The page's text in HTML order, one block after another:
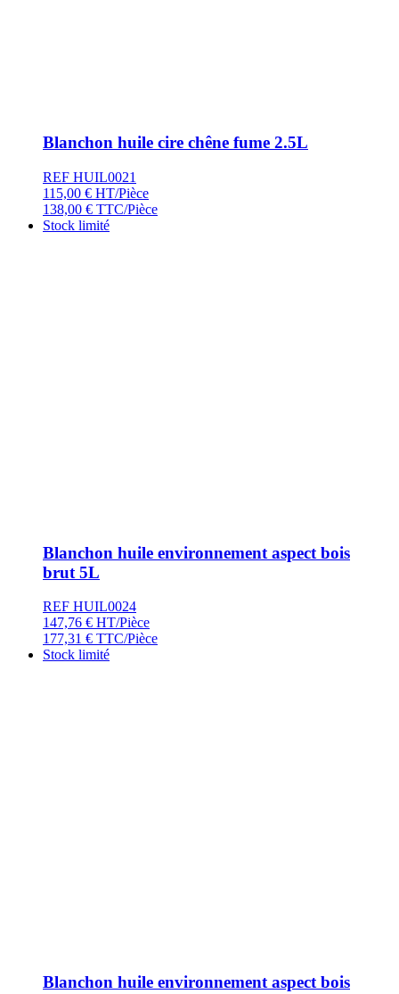
Blanchon huile cire chêne fume 2.5L
REF HUIL0021
115,00 € HT/Pièce
138,00 € TTC/Pièce
Stock limité
Blanchon huile environnement aspect bois
brut 5L
REF HUIL0024
147,76 € HT/Pièce
177,31 € TTC/Pièce
Stock limité
Blanchon huile environnement aspect bois